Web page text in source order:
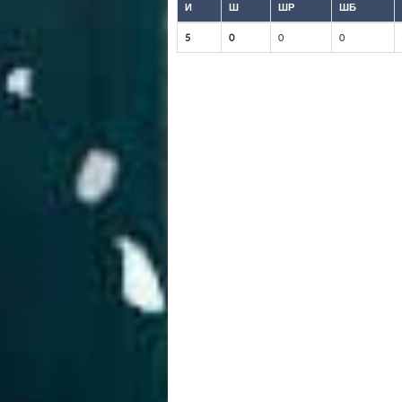
И Ш ШР ШБ
5 0 0 0